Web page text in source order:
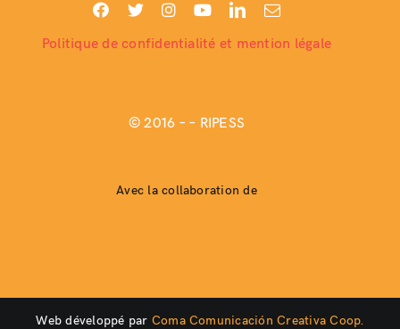
Politique de confidentialité et mention légale
© 2016 –– RIPESS
Avec la collaboration de
Web développé par Coma Comunicación Creativa Coop.